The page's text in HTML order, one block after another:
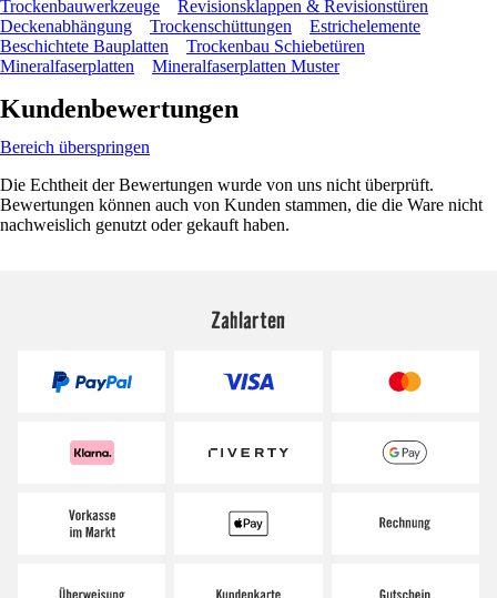
Trockenbauwerkzeuge
Revisionsklappen & Revisionstüren
Deckenabhängung
Trockenschüttungen
Estrichelemente
Beschichtete Bauplatten
Trockenbau Schiebetüren
Mineralfaserplatten
Mineralfaserplatten Muster
Kundenbewertungen
Bereich überspringen
Die Echtheit der Bewertungen wurde von uns nicht überprüft.
Bewertungen können auch von Kunden stammen, die die Ware nicht
nachweislich genutzt oder gekauft haben.
Zahlarten